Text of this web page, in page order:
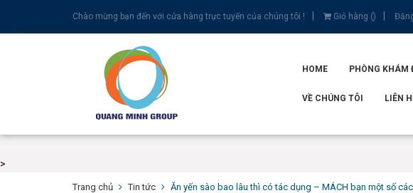
Chào mừng bạn đến với cửa hàng trực tuyến của chúng tôi ! Giỏ hàng ()
HOME PHÒNG KHÁM
VỀ CHÚNG TÔI LIÊN
>
Trang chủ Tin tức Ăn yến sào bao lâu thì có tác dụng – MÁCH bạn một số